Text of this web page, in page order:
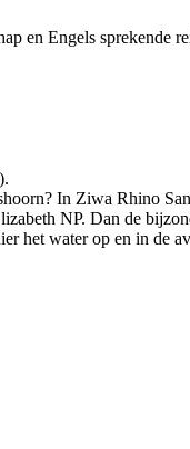
en Engels sprekende
In Ziwa Rhino
NP. Dan de
het water op en in de